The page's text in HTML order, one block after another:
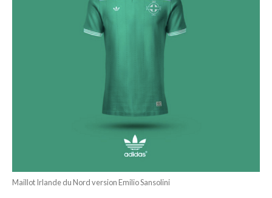
Maillot Irlande du Nord version Emilio Sansolini